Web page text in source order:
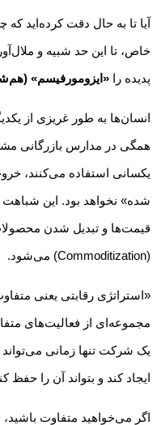
آیا تا به حال دقت کرده‌اید
خاص، تا این حد شبیه و
پدیده را «ایزومورفیسم»
انسان‌ها به طور غریزی از
همگی در مدارس بازرگانی
یکسانی استفاده می‌کنند،
شده» نخواهد بود. این
قیمت‌ها و تبدیل شدن
(Commoditization) می‌شود.
«استراتژی رقابتی یعنی
مجموعه‌ای از فعالیت‌های
یک شرکت تنها زمانی می‌تواند
ایجاد کند و بتواند آن را حفظ
اگر می‌خواهید متفاوت